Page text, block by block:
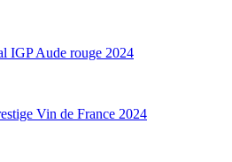
IGP Aude rouge 2024
Vin de France 2024